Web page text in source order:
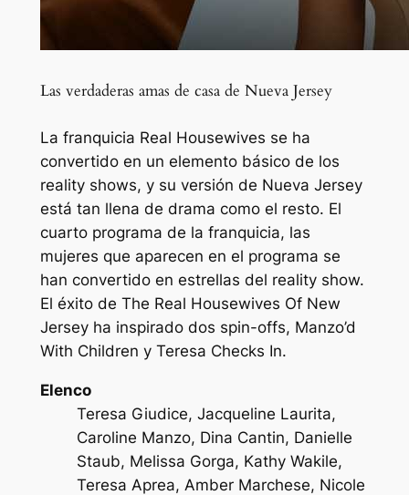
Las verdaderas amas de casa de Nueva Jersey
La franquicia Real Housewives se ha
convertido en un elemento básico de los
reality shows, y su versión de Nueva Jersey
está tan llena de drama como el resto. El
cuarto programa de la franquicia, las
mujeres que aparecen en el programa se
han convertido en estrellas del reality show.
El éxito de The Real Housewives Of New
Jersey ha inspirado dos spin-offs, Manzo’d
With Children y Teresa Checks In.
Elenco
Teresa Giudice, Jacqueline Laurita,
Caroline Manzo, Dina Cantin, Danielle
Staub, Melissa Gorga, Kathy Wakile,
Teresa Aprea, Amber Marchese, Nicole